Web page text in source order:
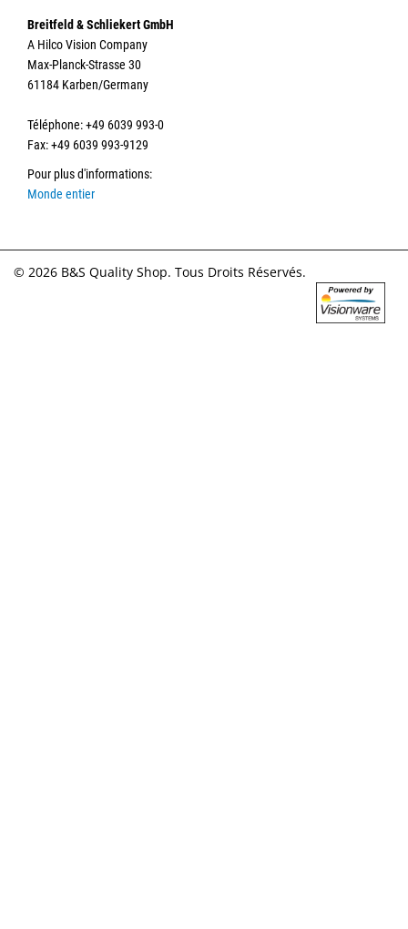
Breitfeld & Schliekert GmbH
A Hilco Vision Company
Max-Planck-Strasse 30
61184 Karben/Germany
Téléphone: +49 6039 993-0
Fax: +49 6039 993-9129
Pour plus d'informations:
Monde entier
© 2026 B&S Quality Shop. Tous Droits Réservés.